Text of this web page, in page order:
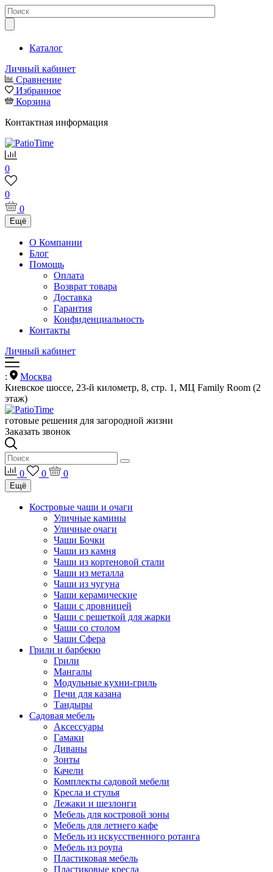
Каталог
Личный кабинет
Сравнение
Избранное
Корзина
Контактная информация
0
0
0
Ещё
О Компании
Блог
Помощь
Оплата
Возврат товара
Доставка
Гарантия
Конфиденциальность
Контакты
Личный кабинет
:
Москва
Киевское шоссе, 23-й километр, 8, стр. 1, МЦ Family Room (2
этаж)
готовые решения для загородной жизни
Заказать звонок
0 0 0
Ещё
Костровые чаши и очаги
Уличные камины
Уличные очаги
Чаши Бочки
Чаши из камня
Чаши из кортеновой стали
Чаши из металла
Чаши из чугуна
Чаши керамические
Чаши с дровницей
Чаши с решеткой для жарки
Чаши со столом
Чаши Сфера
Грили и барбекю
Грили
Мангалы
Модульные кухни-гриль
Печи для казана
Тандыры
Садовая мебель
Аксессуары
Гамаки
Диваны
Зонты
Качели
Комплекты садовой мебели
Кресла и стулья
Лежаки и шезлонги
Мебель для костровой зоны
Мебель для летнего кафе
Мебель из искусственного ротанга
Мебель из роупа
Пластиковая мебель
Пластиковые кресла